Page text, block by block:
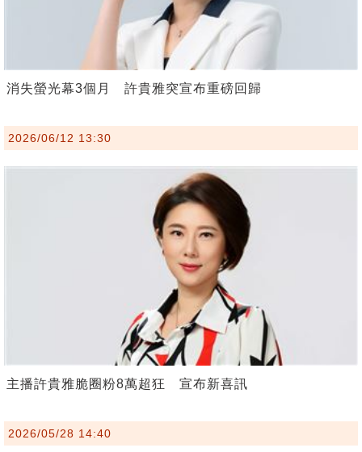
消失螢光幕3個月 許貴雅突宣布重磅回歸
2026/06/12 13:30
主播許貴雅脆圈粉8萬超狂 宣布新喜訊
2026/05/28 14:40